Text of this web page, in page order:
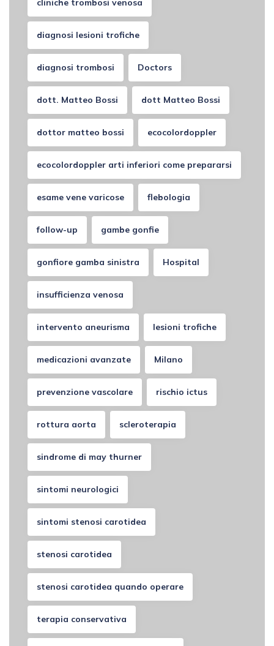
cliniche trombosi venosa
diagnosi lesioni trofiche
diagnosi trombosi Doctors
dott. Matteo Bossi dott Matteo Bossi
dottor matteo bossi ecocolordoppler
ecocolordoppler arti inferiori come prepararsi
esame vene varicose flebologia
follow-up gambe gonfie
gonfiore gamba sinistra Hospital
insufficienza venosa
intervento aneurisma lesioni trofiche
medicazioni avanzate Milano
prevenzione vascolare rischio ictus
rottura aorta scleroterapia
sindrome di may thurner
sintomi neurologici
sintomi stenosi carotidea
stenosi carotidea
stenosi carotidea quando operare
terapia conservativa